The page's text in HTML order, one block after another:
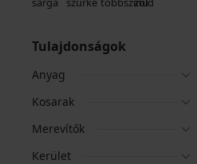
Tulajdonságok
Anyag
Kosarak
Merevítők
Kerület